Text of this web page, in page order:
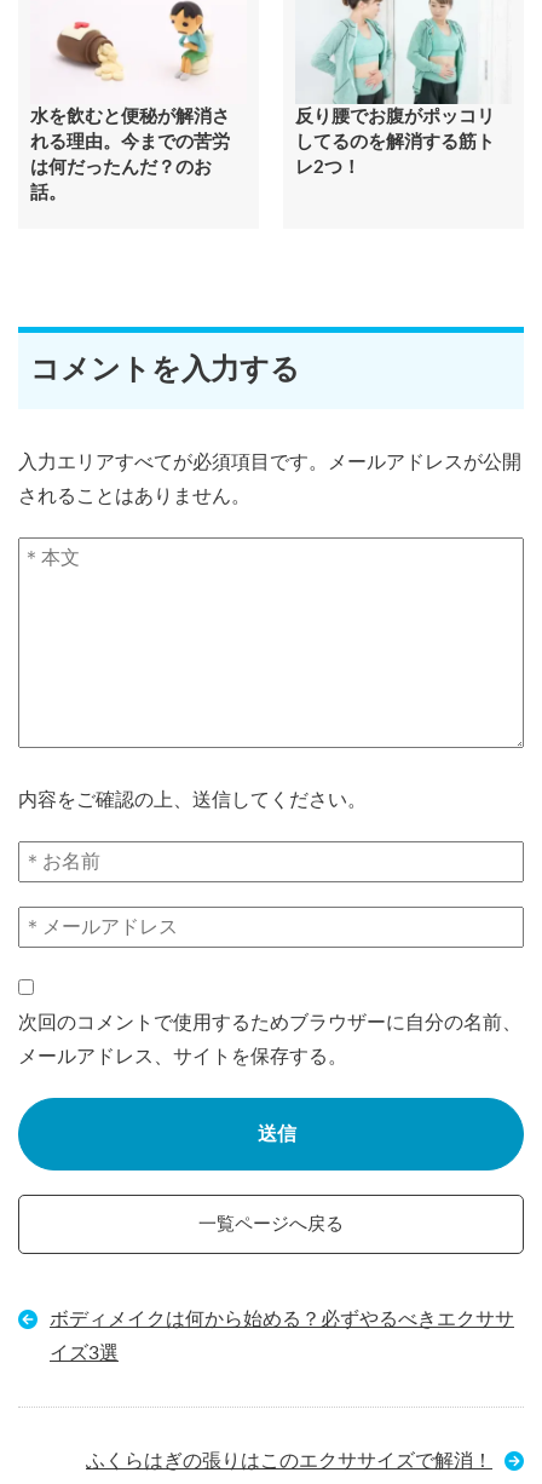
水を飲むと便秘が解消さ
れる理由。今までの苦労
は何だったんだ？のお
話。
反り腰でお腹がポッコリ
してるのを解消する筋ト
レ2つ！
コメントを入力する
入力エリアすべてが必須項目です。メールアドレスが公開
されることはありません。
内容をご確認の上、送信してください。
次回のコメントで使用するためブラウザーに自分の名前、
メールアドレス、サイトを保存する。
一覧ページへ戻る
ボディメイクは何から始める？必ずやるべきエクササ
イズ3選
ふくらはぎの張りはこのエクササイズで解消！